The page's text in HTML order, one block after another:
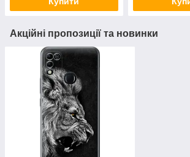
Акційні пропозиції та новинки